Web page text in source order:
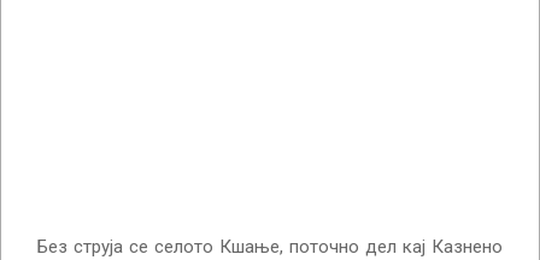
Без струја се селото Кшање, поточно дел кај Казнено